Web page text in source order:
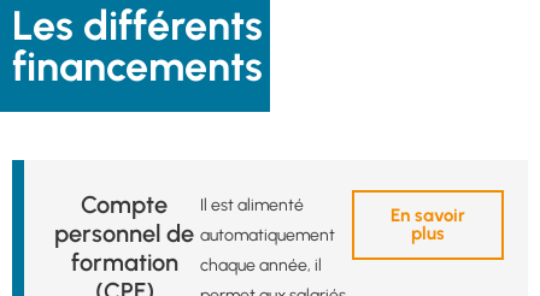
Les différents
financements
Compte
personnel de
formation
Il est alimenté
automatiquement
chaque année, il
En savoir
plus